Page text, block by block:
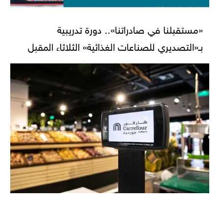
«مستقبلنا في صادراتنا».. دورة تدريبية
بـ«التصديري للصناعات الغذائية» الثلاثاء المقبل